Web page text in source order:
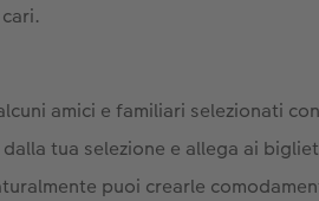
amici e familiari selezionati
tua selezione e allega ai
puoi crearle